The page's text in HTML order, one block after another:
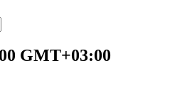
GMT+03:00